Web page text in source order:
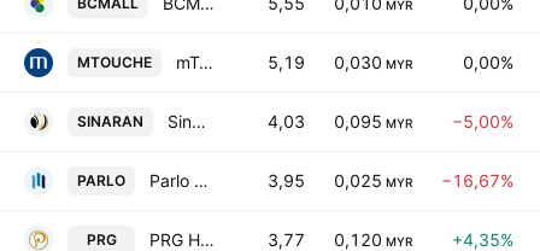
MYR
MTOUCHE mTouche Technology Bhd. 5,19 0,030 MYR 0,00%
SINARAN Sinaran Advance Group Bhd 4,03 0,095 MYR −5,00%
PARLO Parlo Bhd 3,95 0,025 MYR −16,67%
PRG PRG Holdings Berhad 3,77 0,120 MYR +4,35%